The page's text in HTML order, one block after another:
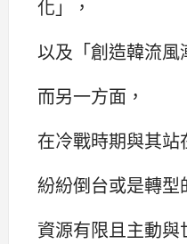
化」，
以及「創造韓流風
而另一方面，
在冷戰時期與其
紛紛倒台或是轉型
資源有限且主動與